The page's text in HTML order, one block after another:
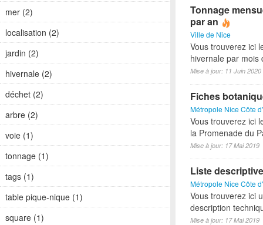
Tonnage
par an
Ville de Nice
Vous trouverez ici
hivernale par
Mise à jour: 11 Juin 2020
Fiches
Métropole Nice Côte
Vous trouverez ici
la Promenade du
Mise à jour: 17 Mai 2019
Liste
Métropole Nice Côte
Vous trouverez ici
description
Mise à jour: 17 Mai 2019
mer (2)
localisation (2)
jardin (2)
hivernale (2)
déchet (2)
arbre (2)
voie (1)
tonnage (1)
tags (1)
table pique-nique (1)
square (1)